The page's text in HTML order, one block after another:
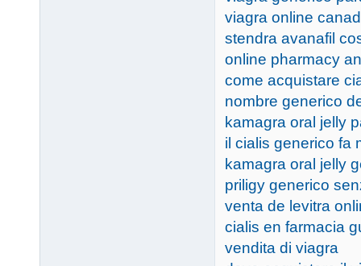
viagra online
stendra avanafil
online pharmacy
come acquistare
nombre generico
kamagra oral jelly
il cialis generico fa
kamagra oral jelly
priligy generico
venta de levitra
cialis en farmacia
vendita di viagra